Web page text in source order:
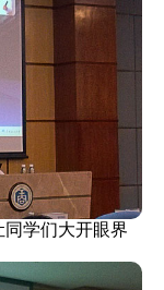
同学们大开眼界